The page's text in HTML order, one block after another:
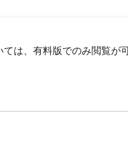
は、有料版でのみ閲覧が